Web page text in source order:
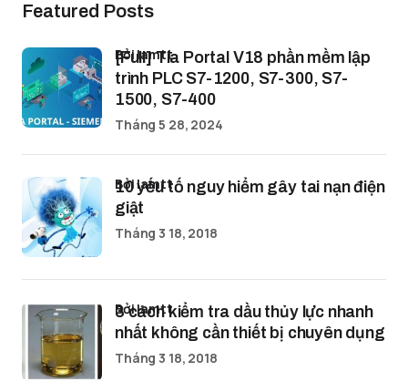
Featured Posts
[Full] Tia Portal V18 phần mềm lập
trình PLC S7-1200, S7-300, S7-
1500, S7-400
bởi lamtt
Tháng 5 28, 2024
10 yếu tố nguy hiểm gây tai nạn điện
giật
bởi lamtt
Tháng 3 18, 2018
3 cách kiểm tra dầu thủy lực nhanh
nhất không cần thiết bị chuyên dụng
bởi lamtt
Tháng 3 18, 2018